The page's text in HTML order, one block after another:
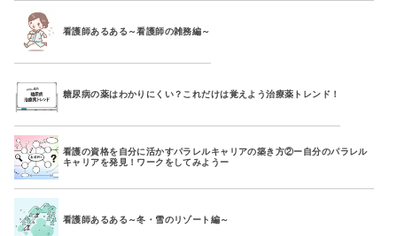
看護師あるある～看護師の雑務編～
糖尿病の薬はわかりにくい？これだけは覚えよう治療薬トレンド！
看護の資格を自分に活かすパラレルキャリアの築き方②ー自分のパラレル
キャリアを発見！ワークをしてみようー
看護師あるある～冬・雪のリゾート編～